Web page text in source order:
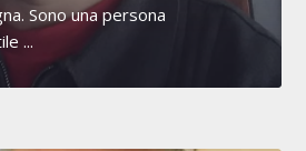
Sono una persona
...